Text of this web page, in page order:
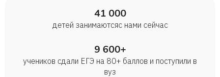
41 000
детей занимаются с нами сейчас
9 600+
учеников сдали ЕГЭ на 80+ баллов и поступили в
вуз